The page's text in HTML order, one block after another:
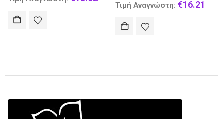
price
Τιμή Αναγνώστη: € 16.21Current
€16.21.
€10.60.
is: